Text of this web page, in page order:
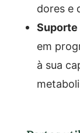
dores e
Suporte
em
à sua